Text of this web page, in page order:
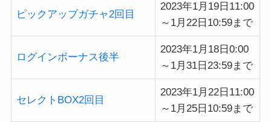
ピックアップガチャ2回目
2023年1月19日11:00
～1月22日10:59まで
ログインボーナス後半
2023年1月18日0:00
～1月31日23:59まで
セレクトBOX2回目
2023年1月22日11:00
～1月25日10:59まで